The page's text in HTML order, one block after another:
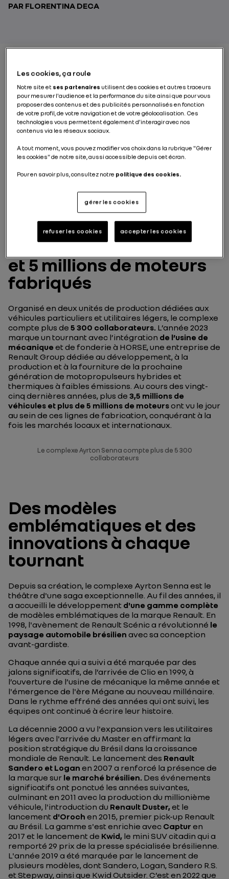
PAR FLORENTINA DECA
empreinte de la passion automobile.Sur ce sol riche
d’aspirations mécaniques,le complexe Ayrton Senna
s'étend sur 250 hectares. Il tire son nom du légendaire
pilote brésilien, triple champion du monde de Formule
1 et qui obtint ses premières victoires à bord d’une
en 1996 que s’est amorcée cette épopée industrielle,
avec la décision de Renault Group de s’établir ici.
de siècle d’existenceet s'ouvre à unavenir
3,5 millions de véhicules
et 5 millions de moteurs
fabriqués
Organisé en deux unités de production dédiées aux
véhicules particuliers et utilitaires légers, le complexe
compte plus de 5 300 collaborateurs. L’année 2023
marque un tournant avec l’intégration de l’usine de
mécanique et de fonderie à HORSE, une entreprise de
Renault Group dédiée au développement, à la
production et à la fourniture de la prochaine
génération de motopropulseurs hybrides et
thermiques à faibles émissions. Au cours des vingt-
cinq dernières années, plus de 3,5 millions de
véhicules et plus de 5 millions de moteursont vu le jour
au sein de ces lignes de fabrication, conquérant à la
fois les marchés locaux et internationaux.
Le complexe Ayrton Senna compte plus de 5 300
collaborateurs
Des modèles
emblématiques et des
innovations à chaque
tournant
Depuis sa création, le complexe Ayrton Senna est le
théâtre d'une saga exceptionnelle. Au fil des années, il
a accueilli le développement d'une gamme complète
de modèles emblématiques de la marque Renault. En
1998, l'avènement de Renault Scénic a révolutionné le
paysage automobile brésilien avec sa conception
avant-gardiste.
Chaque année qui a suivi a été marquée par des
jalons significatifs, de l’arrivée de Clio en 1999, à
l’ouverture de l’usine de mécanique la même année et
l'émergence de l'ère Mégane au nouveau millénaire.
Dans le rythme effréné des années qui ont suivi, les
équipes ont continué à écrire leur histoire.
La décennie 2000 a vu l'expansion vers les utilitaires
légers avec l'arrivée du Master en affirmant la
position stratégique du Brésil dans la croissance
mondiale de Renault. Le lancement des Renault
Sandero et Logan en 2007 a renforcé la présence de
la marque sur le marché brésilien. Des événements
significatifs ont ponctué les années suivantes,
culminant en 2011 avec la production du millionième
véhicule, l'introduction du Renault Duster,et le
lancement d'Oroch en 2015, premier pick-up Renault
au Brésil. La gamme s'est enrichie avec Captur en
2017 et le lancement de Kwid, le mini SUV citadin qui a
remporté 29 prix de la presse spécialisée brésilienne.
L'année 2019 a été marquée par le lancement de
plusieurs modèles, dont Sandero, Logan, Sandero R.S.
et Stepway, ainsi que Kwid Outsider. C’est en 2022 que
Les cookies, ça roule
Notre site et ses partenaires utilisent des cookies et autres traceurs
pour mesurer l'audience et la performance du site ainsi que pour vous
proposer des contenus et des publicités personnalisés en fonction
de votre profil, de votre navigation et de votre géolocalisation. Ces
technologies vous permettent également d’interagir avec nos
contenus via les réseaux sociaux.
A tout moment, vous pouvez modifier vos choix dans la rubrique "Gérer
les cookies" de notre site, aussi accessible depuis cet écran.
Pour en savoir plus, consultez notre politique des cookies.
gérer les cookies
refuser les cookies accepter les cookies